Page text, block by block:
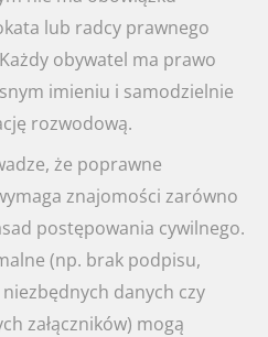
lub radcy prawnego
obywatel ma prawo
imieniu i samodzielnie
rozwodową.
że poprawne
znajomości zarówno
postępowania cywilnego.
(np. brak podpisu,
danych czy
załączników) mogą